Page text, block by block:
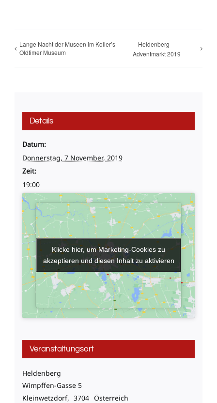
Lange Nacht der Museen im Koller’s
Oldtimer Museum
Heldenberg
Adventmarkt 2019
Details
Datum:
Donnerstag, 7 November, 2019
Zeit:
19:00
Veranstaltungsort
Heldenberg
Wimpffen-Gasse 5
Kleinwetzdorf, 3704 Österreich
Klicke hier, um Marketing-Cookies zu
akzeptieren und diesen Inhalt zu aktivieren
Klicke hier, um Marketing-Cookies zu
akzeptieren und diesen Inhalt zu aktivieren